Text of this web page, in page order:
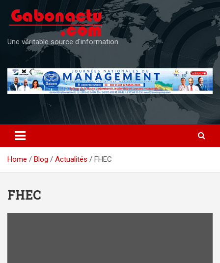
content
Une véritable source d'information
Home Blog Actualités FHEC
FHEC